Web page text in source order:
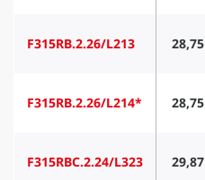
F315RB.2.26/L213 28,75
F315RB.2.26/L214* 28,75
F315RBC.2.24/L323 29,87